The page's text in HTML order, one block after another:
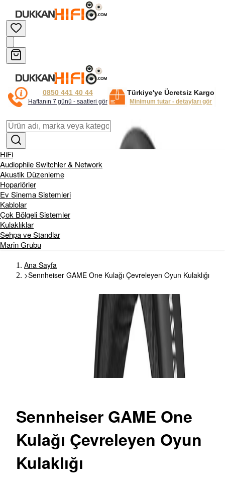
0850 441 40 44
Haftanın 7 günü - saatleri gör
Türkiye'ye Ücretsiz Kargo
Minimum tutar - detayları gör
HiFi
Audiophile Switchler & Network
Akustik Düzenleme
Hoparlörler
Ev Sinema Sistemleri
Kablolar
Çok Bölgeli Sistemler
Kulaklıklar
Sehpa ve Standlar
Marin Grubu
Ana Sayfa
>Sennheiser GAME One Kulağı Çevreleyen Oyun Kulaklığı
Sennheiser GAME One
Kulağı Çevreleyen Oyun
Kulaklığı